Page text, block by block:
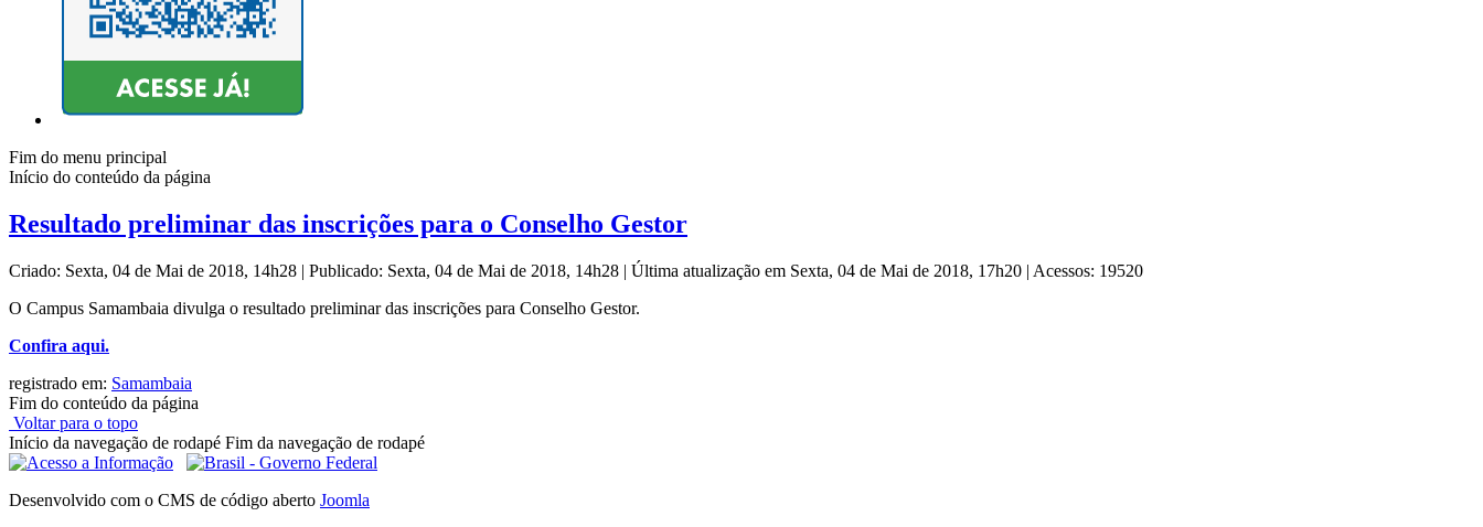
Fim do menu principal
Início do conteúdo da página
Resultado preliminar das inscrições para o Conselho Gestor
Criado: Sexta, 04 de Mai de 2018, 14h28 | Publicado: Sexta, 04 de Mai de 2018, 14h28 | Última atualização em Sexta, 04 de Mai de 2018, 17h20 | Acessos: 19520
O Campus Samambaia divulga o resultado preliminar das inscrições para Conselho Gestor.
Confira aqui.
registrado em: Samambaia
Fim do conteúdo da página
Voltar para o topo
Início da navegação de rodapé Fim da navegação de rodapé
Desenvolvido com o CMS de código aberto Joomla